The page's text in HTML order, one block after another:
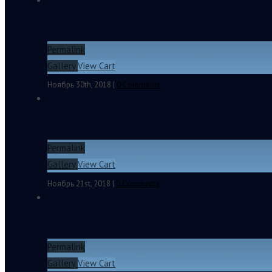
Permalink
GalleryView Cart
Евгений Михайленко. О том, что необходимо
Ноябрь 30th, 2018 | 0 Comments
Permalink
GalleryView Cart
Евгений Михайленко. Теория общественного
Ноябрь 21st, 2018 | 0 Comments
Permalink
GalleryView Cart
Евгений Михайленко. Вспоминая студенчество.